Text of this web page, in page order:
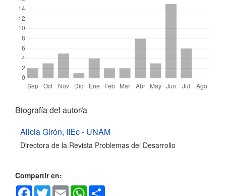
Detalles
del
artículo
Biografía del autor/a
Alicia Girón, IIEc - UNAM
Directora de la Revista Problemas del Desarrollo
Compartir en:
Facebook
TwitterEmail WhatsApp